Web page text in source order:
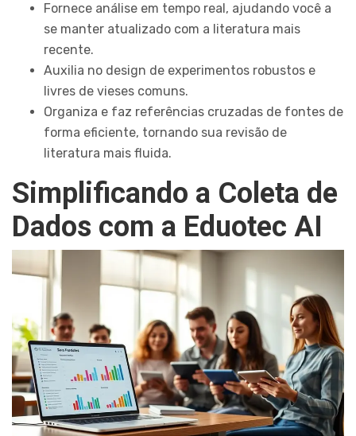
Fornece análise em tempo real, ajudando você a
se manter atualizado com a literatura mais
recente.
Auxilia no design de experimentos robustos e
livres de vieses comuns.
Organiza e faz referências cruzadas de fontes de
forma eficiente, tornando sua revisão de
literatura mais fluida.
Simplificando a Coleta de
Dados com a Eduotec AI